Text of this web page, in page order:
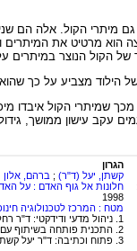
גם מיתרי הקול. אלה הם
הוא מרטיט את המיתרים
של הקול הנוצר במיתרים
הילוד מצביע על כך
מכך שמיתרי הקול
עקב עישון ממושך,
הגרון
קשתן, יעל (ד"ר) ; ברהם, אלון
חלונות אל גוף האדם : על
1998
מטח : המרכז לטכנולוגיה
1. ניהול מדעי ודידקטי: ד"ר רחל מינץ.
2. התכנית פותחה בשיתוף עם אוניברסיטת תל אביב. בית הספר לחינוך. המרכז הטכנולוגי חינוכי - מדע וטכנולוגיה לחטיבות הביניים.
3. פתוח וכתיבה: ד"ר יעל קשתן, אלון ברהם, ד"ר רחל מינץ, ד"ר גילי מרבך-עד, ד"ר סמדר רייספלד.